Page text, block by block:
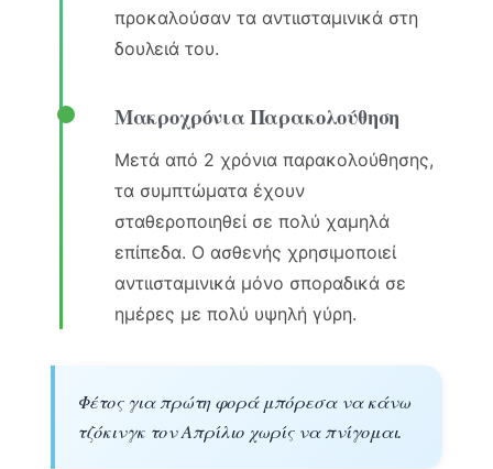
προκαλούσαν τα αντιισταμινικά στη
δουλειά του.
Μακροχρόνια Παρακολούθηση
Μετά από 2 χρόνια παρακολούθησης,
τα συμπτώματα έχουν
σταθεροποιηθεί σε πολύ χαμηλά
επίπεδα. Ο ασθενής χρησιμοποιεί
αντιισταμινικά μόνο σποραδικά σε
ημέρες με πολύ υψηλή γύρη.
Φέτος για πρώτη φορά μπόρεσα να κάνω
τζόκινγκ τον Απρίλιο χωρίς να πνίγομαι.